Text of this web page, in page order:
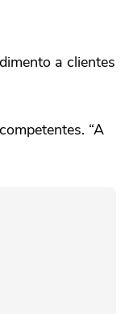
a clientes
“A